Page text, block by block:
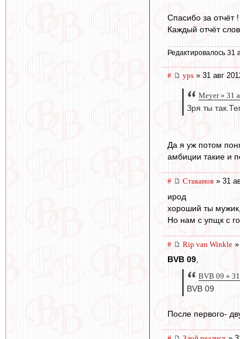
Спасибо за отчёт !
Каждый отчёт
Редактировалось 31
# yps » 31 авг
Meyer » 31
Зря ты
Да я уж потом
амбиции такие и
# Cтаканов » 31
ирод
хороший ты
Но нам с упщк с
# Rip van Winkle
BVB 09,
BVB 09 »
BVB 09
После первого-